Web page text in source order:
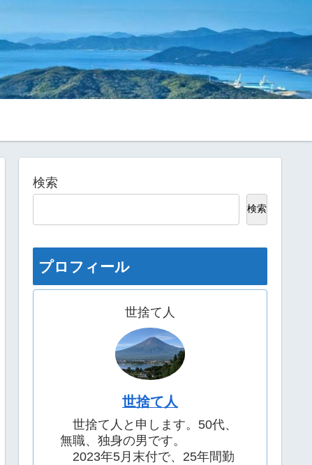
検索
検索
プロフィール
世捨て人
世捨て人
世捨て人と申します。50代、
無職、独身の男です。
2023年5月末付で、25年間勤